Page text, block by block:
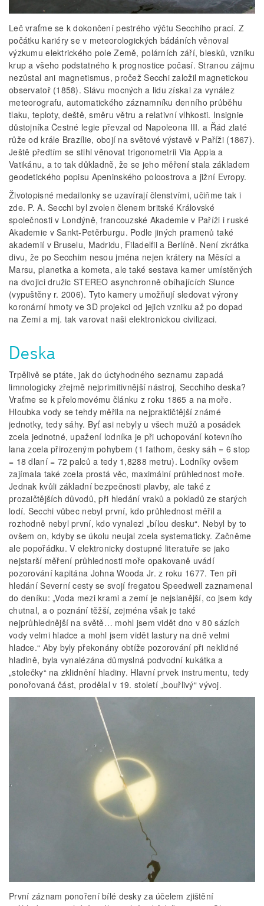
Leč vraťme se k dokončení pestrého výčtu Secchiho prací. Z
počátku kariéry se v meteorologických bádáních věnoval
výzkumu elektrického pole Země, polárních září, blesků, vzniku
krup a všeho podstatného k prognostice počasí. Stranou zájmu
nezůstal ani magnetismus, pročež Secchi založil magnetickou
observatoř (1858). Slávu mocných a lidu získal za vynález
meteorografu, automatického záznamníku denního průběhu
tlaku, teploty, deště, směru větru a relativní vlhkosti. Insignie
důstojníka Čestné legie převzal od Napoleona III. a Řád zlaté
růže od krále Brazílie, obojí na světové výstavě v Paříži (1867).
Ještě předtím se stihl věnovat trigonometrii Via Appia a
Vatikánu, a to tak důkladně, že se jeho měření stala základem
geodetického popisu Apeninského poloostrova a jižní Evropy.
Životopisné medailonky se uzavírají členstvími, učiňme tak i
zde. P. A. Secchi byl zvolen členem britské Královské
společnosti v Londýně, francouzské Akademie v Paříži i ruské
Akademie v Sankt­‑Petěrburgu. Podle jiných pramenů také
akademií v Bruselu, Madridu, Filadelfii a Berlíně. Není zkrátka
divu, že po Secchim nesou jména nejen krátery na Měsíci a
Marsu, planetka a kometa, ale také sestava kamer umístěných
na dvojici družic STEREO asynchronně obíhajících Slunce
(vypuštěny r. 2006). Tyto kamery umožňují sledovat výrony
koronární hmoty ve 3D projekci od jejich vzniku až po dopad
na Zemi a mj. tak varovat naši elektronickou civilizaci.
Deska
Trpělivě se ptáte, jak do úctyhodného seznamu zapadá
limnologicky zřejmě nejprimitivnější nástroj, Secchiho deska?
Vraťme se k přelomovému článku z roku 1865 a na moře.
Hloubka vody se tehdy měřila na nejpraktičtější známé
jednotky, tedy sáhy. Byť asi nebyly u všech mužů a posádek
zcela jednotné, upažení lodníka je při uchopování kotevního
lana zcela přirozeným pohybem (1 fathom, česky sáh = 6 stop
= 18 dlaní = 72 palců a tedy 1,8288 metru). Lodníky ovšem
zajímala také zcela prostá věc, maximální průhlednost moře.
Jednak kvůli základní bezpečnosti plavby, ale také z
prozaičtějších důvodů, při hledání vraků a pokladů ze starých
lodí. Secchi vůbec nebyl první, kdo průhlednost měřil a
rozhodně nebyl první, kdo vynalezl „bílou desku“. Nebyl by to
ovšem on, kdyby se úkolu neujal zcela systematicky. Začněme
ale popořádku. V elektronicky dostupné literatuře se jako
nejstarší měření průhlednosti moře opakovaně uvádí
pozorování kapitána Johna Wooda Jr. z roku 1677. Ten při
hledání Severní cesty se svojí fregatou Speedwell zaznamenal
do deníku: „Voda mezi krami a zemí je nejslanější, co jsem kdy
chutnal, a o poznání těžší, zejména však je také
nejprůhlednější na světě… mohl jsem vidět dno v 80 sázích
vody velmi hladce a mohl jsem vidět lastury na dně velmi
hladce.“ Aby byly překonány obtíže pozorování při neklidné
hladině, byla vynalézána důmyslná podvodní kukátka a
„stolečky“ na zklidnění hladiny. Hlavní prvek instrumentu, tedy
ponořovaná část, prodělal v 19. století „bouřlivý“ vývoj.
První záznam ponoření bílé desky za účelem zjištění